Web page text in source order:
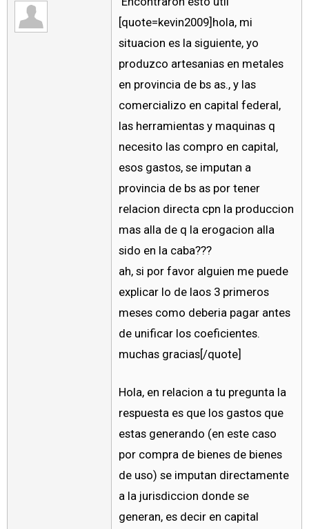
[quote=kevin2009]hola, mi
situacion es la siguiente, yo
produzco artesanias en metales
en provincia de bs as., y las
comercializo en capital federal,
las herramientas y maquinas q
necesito las compro en capital,
esos gastos, se imputan a
provincia de bs as por tener
relacion directa cpn la produccion
mas alla de q la erogacion alla
sido en la caba???
ah, si por favor alguien me puede
explicar lo de laos 3 primeros
meses como deberia pagar antes
de unificar los coeficientes.
muchas gracias[/quote]
Hola, en relacion a tu pregunta la
respuesta es que los gastos que
estas generando (en este caso
por compra de bienes de bienes
de uso) se imputan directamente
a la jurisdiccion donde se
generan, es decir en capital